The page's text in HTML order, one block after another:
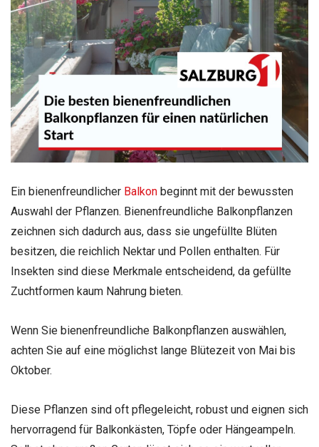
Ein bienenfreundlicher Balkon beginnt mit der bewussten
Auswahl der Pflanzen. Bienenfreundliche Balkonpflanzen
zeichnen sich dadurch aus, dass sie ungefüllte Blüten
besitzen, die reichlich Nektar und Pollen enthalten. Für
Insekten sind diese Merkmale entscheidend, da gefüllte
Zuchtformen kaum Nahrung bieten.
Wenn Sie bienenfreundliche Balkonpflanzen auswählen,
achten Sie auf eine möglichst lange Blütezeit von Mai bis
Oktober.
Diese Pflanzen sind oft pflegeleicht, robust und eignen sich
hervorragend für Balkonkästen, Töpfe oder Hängeampeln.